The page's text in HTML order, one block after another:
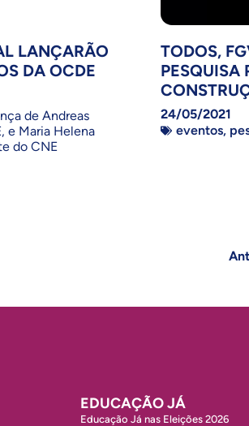
LANÇARÃO
DA OCDE
de Andreas
e Maria Helena
do CNE
TODOS,
PESQUISA
24/05/2021
eventos,
EDUCAÇÃO JÁ
Educação Já nas Eleições 2026